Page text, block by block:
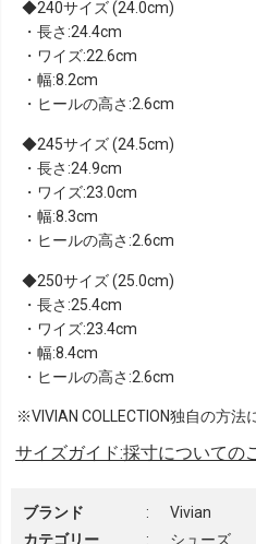
240サイズ (24.0cm)
・長さ:24.4cm
・ワイズ:22.6cm
・幅:8.2cm
・ヒールの高さ:2.6cm
245サイズ (24.5cm)
・長さ:24.9cm
・ワイズ:23.0cm
・幅:8.3cm
・ヒールの高さ:2.6cm
250サイズ (25.0cm)
・長さ:25.4cm
・ワイズ:23.4cm
・幅:8.4cm
・ヒールの高さ:2.6cm
※VIVIAN COLLECTION独自の方法
サイズガイド:採寸についての
ブランド :
Vivian
カテゴリー
:
シューズ